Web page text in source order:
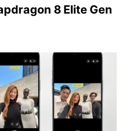
8 Elite Gen